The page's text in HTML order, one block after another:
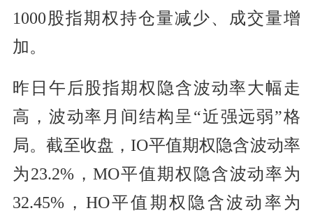
1000股指期权持仓量减少、成交量增
加。
昨日午后股指期权隐含波动率大幅走
高，波动率月间结构呈“近强远弱”格
局。截至收盘，IO平值期权隐含波动率
为23.2%，MO平值期权隐含波动率为
32.45%，HO平值期权隐含波动率为